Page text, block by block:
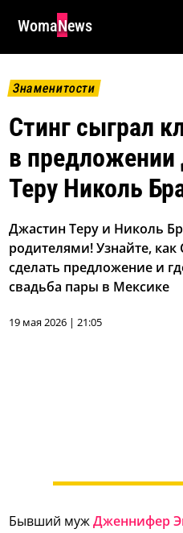
WomaNews
Знаменитости
Стинг сыграл
в
Теру Николь
Джастин Теру и Николь
родителями! Узнайте, как
сделать предложение и
свадьба пары в Мексике
19 мая 2026 | 21:05
Бывший мужДженнифер